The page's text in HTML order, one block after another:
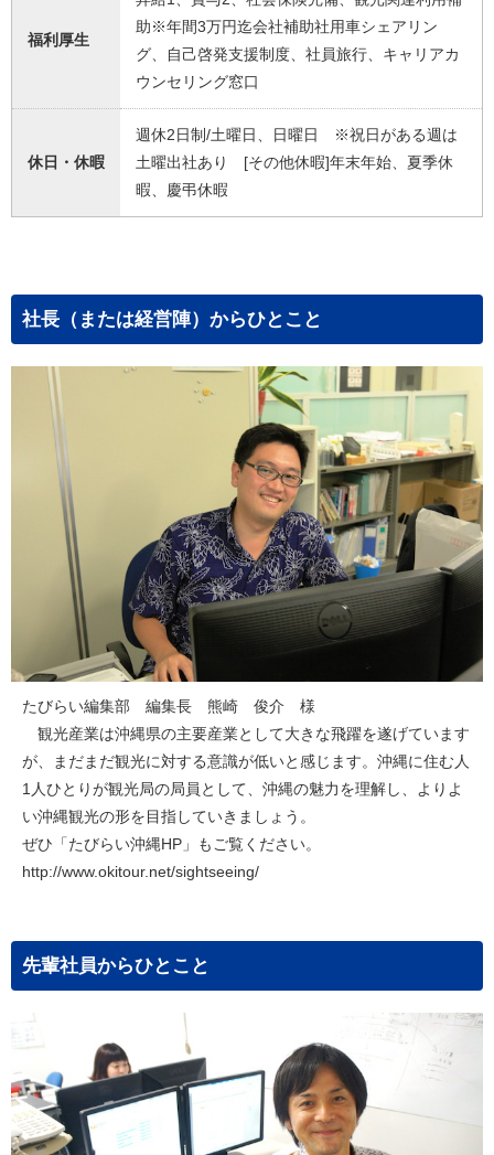
福利厚生
助※年間3万円迄会社補助社用車シェアリン
グ、自己啓発支援制度、社員旅行、キャリアカ
ウンセリング窓口
休日・休暇
週休2日制/土曜日、日曜日 ※祝日がある週は
土曜出社あり [その他休暇]年末年始、夏季休
暇、慶弔休暇
社長（または経営陣）からひとこと
たびらい編集部 編集長 熊崎 俊介 様
観光産業は沖縄県の主要産業として大きな飛躍を遂げています
が、まだまだ観光に対する意識が低いと感じます。沖縄に住む人
1人ひとりが観光局の局員として、沖縄の魅力を理解し、よりよ
い沖縄観光の形を目指していきましょう。
ぜひ「たびらい沖縄HP」もご覧ください。
http://www.okitour.net/sightseeing/
先輩社員からひとこと